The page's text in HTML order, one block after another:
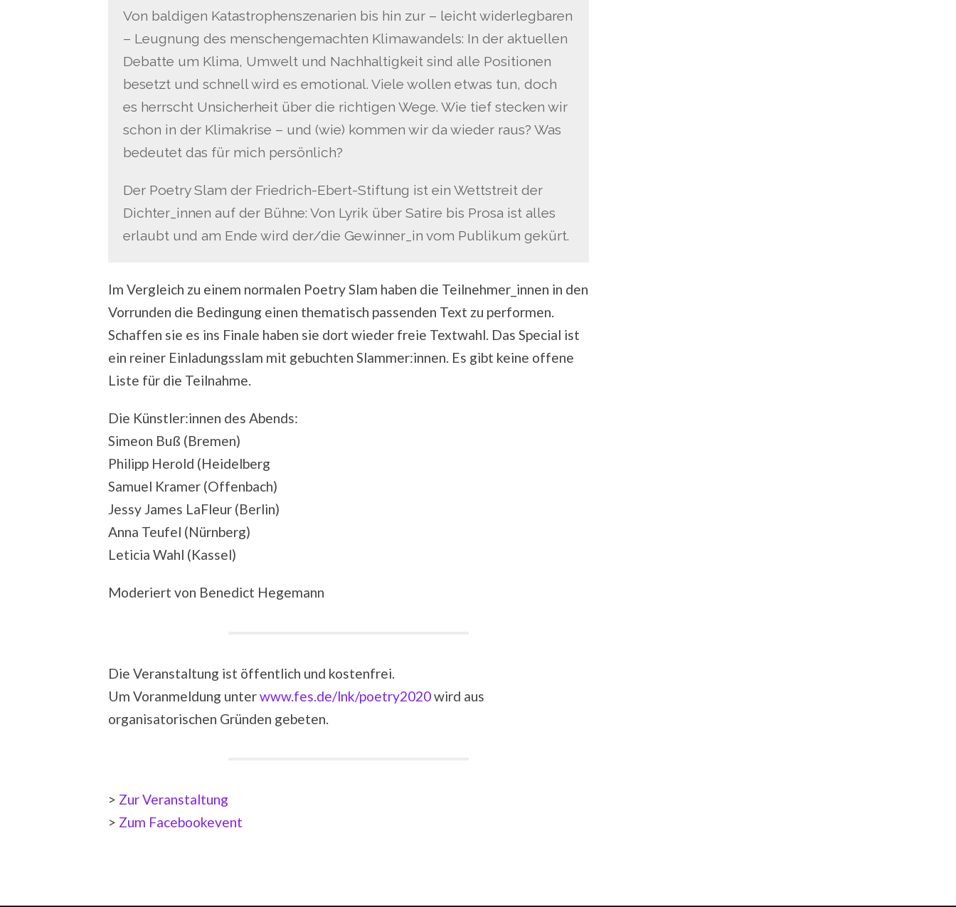
Von baldigen Katastrophenszenarien bis hin zur – leicht widerlegbaren
– Leugnung des menschengemachten Klimawandels: In der aktuellen
Debatte um Klima, Umwelt und Nachhaltigkeit sind alle Positionen
besetzt und schnell wird es emotional. Viele wollen etwas tun, doch
es herrscht Unsicherheit über die richtigen Wege. Wie tief stecken wir
schon in der Klimakrise – und (wie) kommen wir da wieder raus? Was
bedeutet das für mich persönlich?
Der Poetry Slam der Friedrich-Ebert-Stiftung ist ein Wettstreit der
Dichter_innen auf der Bühne: Von Lyrik über Satire bis Prosa ist alles
erlaubt und am Ende wird der/die Gewinner_in vom Publikum gekürt.
Im Vergleich zu einem normalen Poetry Slam haben die Teilnehmer_innen in den
Vorrunden die Bedingung einen thematisch passenden Text zu performen.
Schaffen sie es ins Finale haben sie dort wieder freie Textwahl. Das Special ist
ein reiner Einladungsslam mit gebuchten Slammer:innen. Es gibt keine offene
Liste für die Teilnahme.
Die Künstler:innen des Abends:
Simeon Buß (Bremen)
Philipp Herold (Heidelberg
Samuel Kramer (Offenbach)
Jessy James LaFleur (Berlin)
Anna Teufel (Nürnberg)
Leticia Wahl (Kassel)
Moderiert von Benedict Hegemann
Die Veranstaltung ist öffentlich und kostenfrei.
Um Voranmeldung unterwww.fes.de/lnk/poetry2020wird aus
organisatorischen Gründen gebeten.
> Zur Veranstaltung
> Zum Facebookevent